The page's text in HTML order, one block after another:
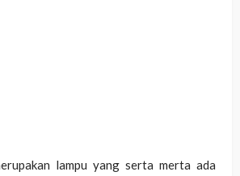
lampu yang serta merta ada